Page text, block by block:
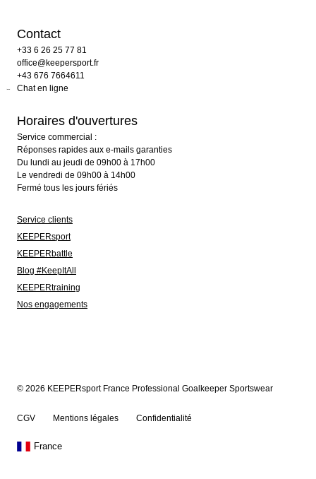
Contact
+33 6 26 25 77 81
office@keepersport.fr
+43 676 7664611
Chat en ligne
Horaires d'ouvertures
Service commercial :
Réponses rapides aux e-mails garanties
Du lundi au jeudi de 09h00 à 17h00
Le vendredi de 09h00 à 14h00
Fermé tous les jours fériés
Service clients
KEEPERsport
KEEPERbattle
Blog #KeepItAll
KEEPERtraining
Nos engagements
© 2026 KEEPERsport France Professional Goalkeeper Sportswear
CGV Mentions légales Confidentialité
France